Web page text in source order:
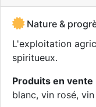
Nature &
L'exploitation
spiritueux.
Produits en vente
blanc, vin rosé,